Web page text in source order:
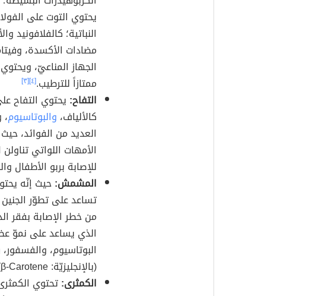
يحتوي التوت على
النباتية؛ كالفلافونيد
مضادات الأكسدة،
الجهاز المناعيّ،
ممتازاً للترطيب.[٤] [٣]
التفاح: يحتوي التفاح
كالألياف، والبوتاسيوم
العديد من الفوائد،
الأمهات اللواتي
للإصابة بربو الأطفال
المشمش:حيث إنّه
تساعد على تطوّر
الذي يساعد على نموّ
البوتاسيوم، والفسفور،
(بالإنجليزيّة: β-Carotene).
الكمثرى:تحتوي